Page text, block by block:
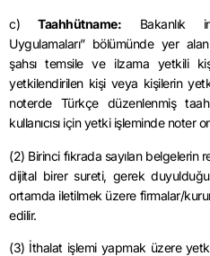
c)Taahhütname: Bakanlık
Uygulamaları” bölümünde yer
şahsı temsile ve ilzama yetkili
yetkilendirilen kişi veya kişilerin
noterde Türkçe düzenlenmiş
kullanıcısı için yetki işleminde noter
(2) Birinci fıkrada sayılan belgelerin
dijital birer sureti, gerek
ortamda iletilmek üzere firmalar/
edilir.
(3) İthalat işlemi yapmak üzere